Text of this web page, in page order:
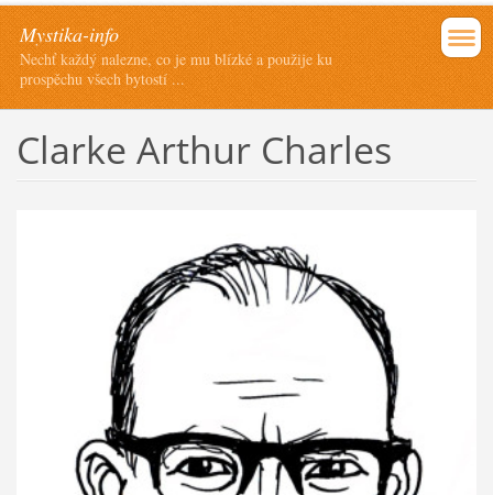
Mystika-info
Nechť každý nalezne, co je mu blízké a použije ku
prospěchu všech bytostí ...
Clarke Arthur Charles